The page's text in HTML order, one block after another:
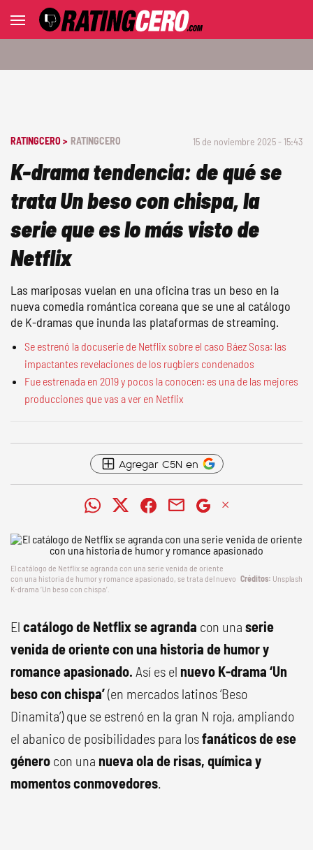
RATINGCERO > RATINGCERO 15 de noviembre 2025 - 15:43
K-drama tendencia: de qué se
trata Un beso con chispa, la
serie que es lo más visto de
Netflix
Las mariposas vuelan en una oficina tras un beso en la
nueva comedia romántica coreana que se une al catálogo
de K-dramas que inunda las plataformas de streaming.
Se estrenó la docuserie de Netflix sobre el caso Báez Sosa: las
impactantes revelaciones de los rugbiers condenados
Fue estrenada en 2019 y pocos la conocen: es una de las mejores
producciones que vas a ver en Netflix
Agregar C5N en
El catálogo de Netflix se agranda con una serie venida de oriente
con una historia de humor y romance apasionado, se trata del nuevo
K-drama ‘Un beso con chispa’.
Unsplash
El catálogo de Netflix se agranda con una serie
venida de oriente con una historia de humor y
romance apasionado. Así es el nuevo K-drama ‘Un
beso con chispa’(en mercados latinos ‘Beso
Dinamita’) que se estrenó en la gran N roja, ampliando
el abanico de posibilidades para losfanáticos de ese
género con una nueva ola de risas, química y
momentos conmovedores.